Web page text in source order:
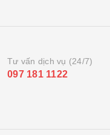
Tư vấn dịch vụ (24/7)
097 181 1122